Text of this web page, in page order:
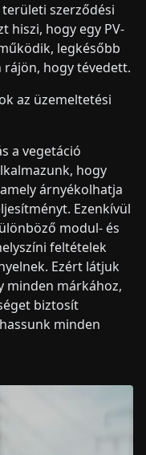
szerződési
hiszi, hogy egy PV-
legkésőbb
hogy tévedett.
az üzemeltetési
a vegetáció
hogy
árnyékolhatja
Ezenkívül
modul- és
feltételek
Ezért látjuk
minden márkához,
biztosít
minden